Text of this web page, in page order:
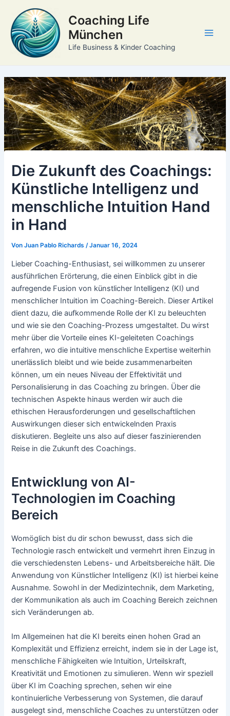
Inhalt
springen
Coaching Life
München
Life Business & Kinder Coaching
Die Zukunft des Coachings:
Künstliche Intelligenz und
menschliche Intuition Hand
in Hand
VonJuan Pablo Richards/Januar 16, 2024
Lieber Coaching-Enthusiast, sei willkommen zu unserer
ausführlichen Erörterung, die einen Einblick gibt in die
aufregende Fusion von künstlicher Intelligenz (KI) und
menschlicher Intuition im Coaching-Bereich. Dieser Artikel
dient dazu, die aufkommende Rolle der KI zu beleuchten
und wie sie den Coaching-Prozess umgestaltet. Du wirst
mehr über die Vorteile eines KI-geleiteten Coachings
erfahren, wo die intuitive menschliche Expertise weiterhin
unerlässlich bleibt und wie beide zusammenarbeiten
können, um ein neues Niveau der Effektivität und
Personalisierung in das Coaching zu bringen. Über die
technischen Aspekte hinaus werden wir auch die
ethischen Herausforderungen und gesellschaftlichen
Auswirkungen dieser sich entwickelnden Praxis
diskutieren. Begleite uns also auf dieser faszinierenden
Reise in die Zukunft des Coachings.
Entwicklung von AI-
Technologien im Coaching
Bereich
Womöglich bist du dir schon bewusst, dass sich die
Technologie rasch entwickelt und vermehrt ihren Einzug in
die verschiedensten Lebens- und Arbeitsbereiche hält. Die
Anwendung von Künstlicher Intelligenz (KI) ist hierbei keine
Ausnahme. Sowohl in der Medizintechnik, dem Marketing,
der Kommunikation als auch im Coaching Bereich zeichnen
sich Veränderungen ab.
Im Allgemeinen hat die KI bereits einen hohen Grad an
Komplexität und Effizienz erreicht, indem sie in der Lage ist,
menschliche Fähigkeiten wie Intuition, Urteilskraft,
Kreativität und Emotionen zu simulieren. Wenn wir speziell
über KI im Coaching sprechen, sehen wir eine
kontinuierliche Verbesserung von Systemen, die darauf
ausgelegt sind, menschliche Coaches zu unterstützen oder